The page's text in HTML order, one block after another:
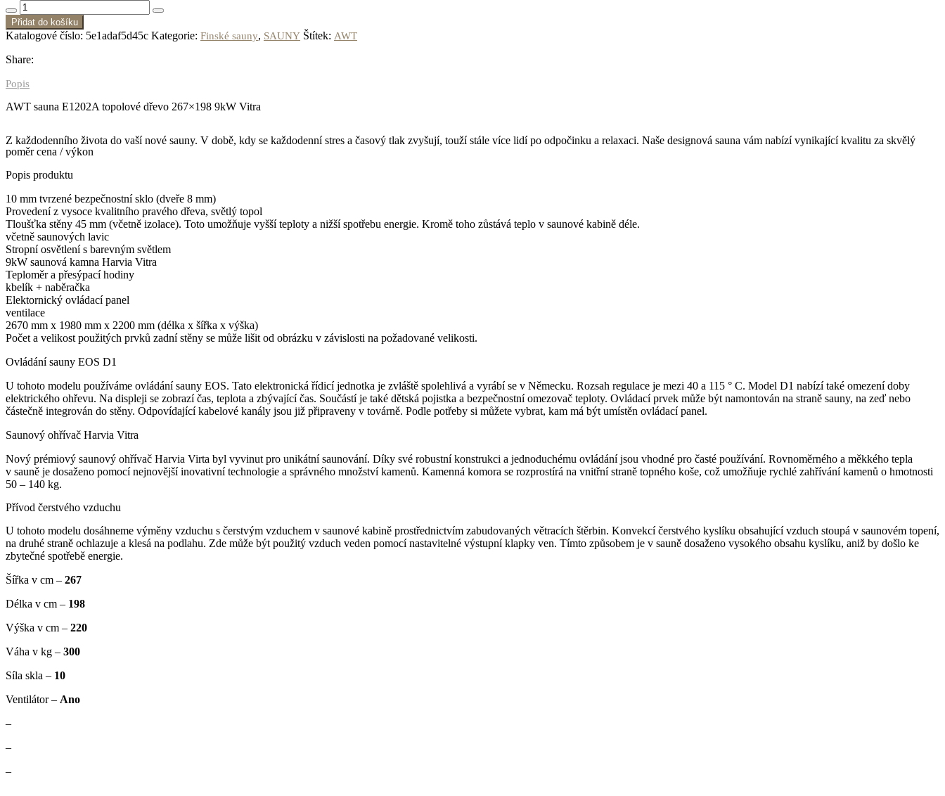
Přidat do košíku
Katalogové číslo: 5e1adaf5d45c Kategorie: Finské sauny, SAUNY Štítek: AWT
Share:
Popis
AWT sauna E1202A topolové dřevo 267×198 9kW Vitra
Z každodenního života do vaší nové sauny. V době, kdy se každodenní stres a časový tlak zvyšují, touží stále více lidí po odpočinku a relaxaci. Naše designová sauna vám nabízí vynikající kvalitu za skvělý
poměr cena / výkon
Popis produktu
10 mm tvrzené bezpečnostní sklo (dveře 8 mm)
Provedeníz vysoce kvalitního pravého dřeva, světlý topol
Tloušťka stěny 45 mm (včetně izolace). Toto umožňuje vyšší teploty a nižší spotřebu energie. Kromě toho zůstává teplo v saunové kabině déle.
včetně saunových lavic
Stropní osvětlenís barevným světlem
9kW saunová kamna Harvia Vitra
Teploměr a přesýpací hodiny
kbelík + naběračka
Elektornický ovládací panel
ventilace
2670 mm x 1980 mm x 2200 mm (délka x šířka x výška)
Počet a velikost použitých prvků zadní stěny se může lišit od obrázku v závislosti na požadované velikosti.
Ovládání sauny EOS D1
U tohoto modelu používáme ovládání sauny EOS. Tato elektronická řídicí jednotka je zvláště spolehlivá a vyrábí se v Německu. Rozsah regulace je mezi 40 a 115 ° C. Model D1 nabízí také omezení doby
elektrického ohřevu. Na displeji se zobrazí čas, teplota a zbývající čas. Součástí je také dětská pojistka a bezpečnostní omezovač teploty. Ovládací prvek může být namontován na straně sauny, na zeď nebo
částečně integrován do stěny. Odpovídající kabelové kanály jsou již připraveny v továrně. Podle potřeby si můžete vybrat, kam má být umístěn ovládací panel.
Saunový ohřívač Harvia Vitra
Nový prémiový saunový ohřívač Harvia Virta byl vyvinut pro unikátní saunování. Díky své robustní konstrukci a jednoduchému ovládání jsou vhodné pro časté používání. Rovnoměrného a měkkého tepla
v sauně je dosaženo pomocí nejnovější inovativní technologie a správného množství kamenů. Kamenná komora se rozprostírá na vnitřní straně topného koše, což umožňuje rychlé zahřívání kamenů o hmotnosti
50 – 140 kg.
Přívod čerstvého vzduchu
U tohoto modelu dosáhneme výměny vzduchu s čerstvým vzduchem v saunové kabině prostřednictvím zabudovaných větracích štěrbin. Konvekcí čerstvého kyslíku obsahující vzduch stoupá v saunovém topení,
na druhé straně ochlazuje a klesá na podlahu. Zde může být použitý vzduch veden pomocí nastavitelné výstupní klapky ven. Tímto způsobem je v sauně dosaženo vysokého obsahu kyslíku, aniž by došlo ke
zbytečné spotřebě energie.
Šířka v cm – 267
Délka v cm – 198
Výška v cm – 220
Váha v kg – 300
Síla skla – 10
Ventilátor – Ano
–
–
–